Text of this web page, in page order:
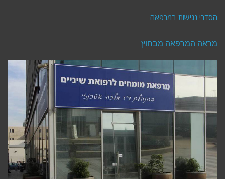
הסדרי נגישות במרפאה
מראה המרפאה מבחוץ